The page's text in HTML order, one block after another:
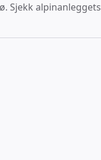
Sjekk alpinanleggets